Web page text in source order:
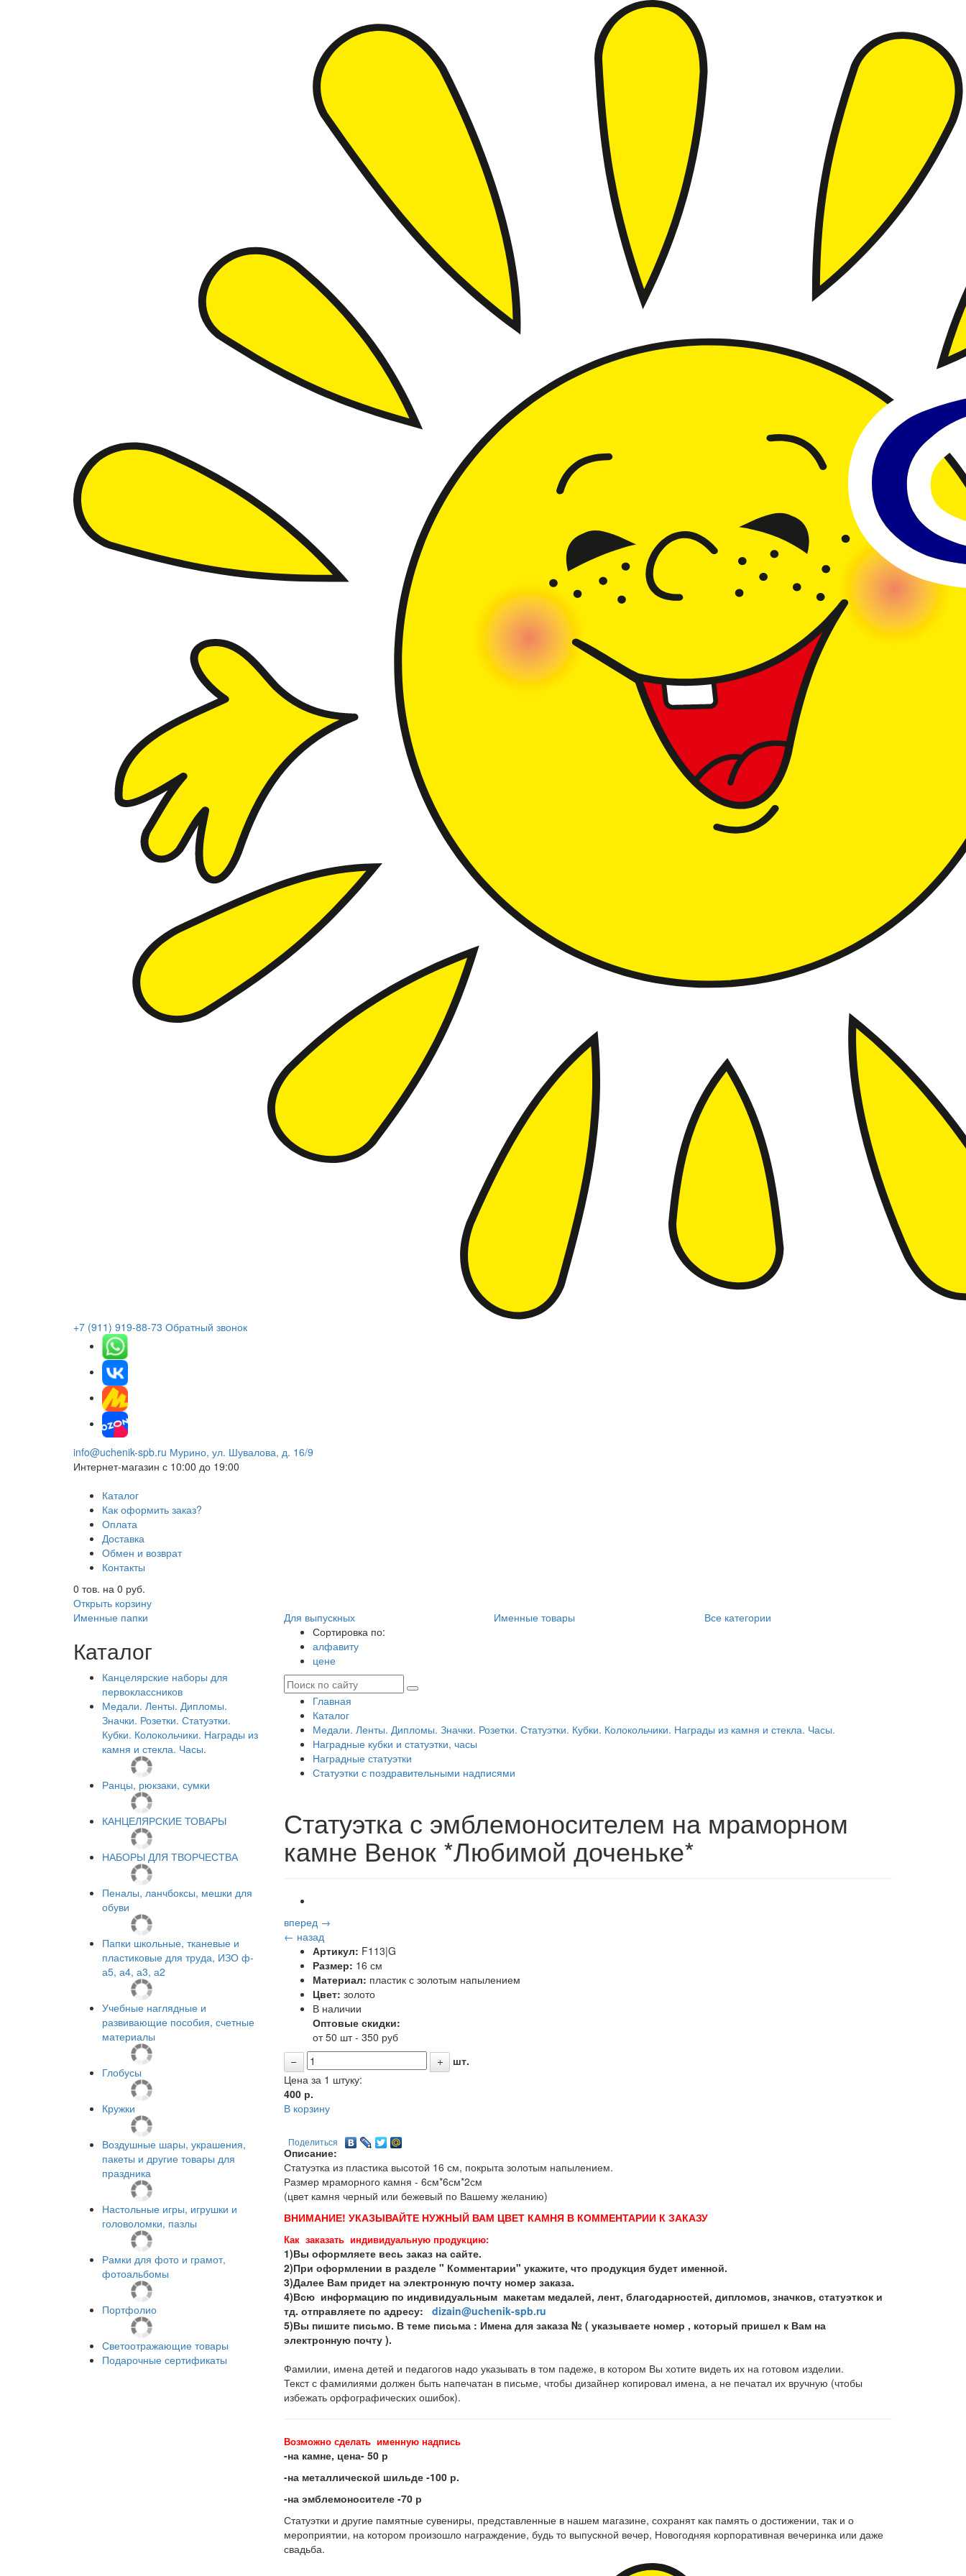
+7 (911) 919-88-73 Обратный звонок
info@uchenik-spb.ru Мурино, ул. Шувалова, д. 16/9
Интернет-магазин с 10:00 до 19:00
Каталог
Как оформить заказ?
Оплата
Доставка
Обмен и возврат
Контакты
0 тов. на 0 руб.
Открыть корзину
Именные папки
Для выпускных Именные товары Все категории
Каталог
Канцелярские наборы для
первоклассников
Медали. Ленты. Дипломы.
Значки. Розетки. Статуэтки.
Кубки. Колокольчики. Награды из
камня и стекла. Часы.
Ранцы, рюкзаки, сумки
КАНЦЕЛЯРСКИЕ ТОВАРЫ
НАБОРЫ ДЛЯ ТВОРЧЕСТВА
Пеналы, ланчбоксы, мешки для
обуви
Папки школьные, тканевые и
пластиковые для труда, ИЗО ф-
а5, а4, а3, а2
Учебные наглядные и
развивающие пособия, счетные
материалы
Глобусы
Кружки
Воздушные шары, украшения,
пакеты и другие товары для
праздника
Настольные игры, игрушки и
головоломки, пазлы
Рамки для фото и грамот,
фотоальбомы
Портфолио
Светоотражающие товары
Подарочные сертификаты
Сортировка по:
алфавиту
цене
Главная
Каталог
Медали. Ленты. Дипломы. Значки. Розетки. Статуэтки. Кубки. Колокольчики. Награды из камня и стекла. Часы.
Наградные кубки и статуэтки, часы
Наградные статуэтки
Статуэтки с поздравительными надписями
Статуэтка с эмблемоносителем на мраморном
камне Венок *Любимой доченьке*
вперед →
← назад
Артикул: F113|G
Размер: 16 см
Материал: пластик с золотым напылением
Цвет: золото
В наличии
Оптовые скидки:
от 50 шт - 350 руб
шт.
Цена за 1 штуку:
400р.
В корзину
Поделиться
Описание:
Статуэтка из пластика высотой 16 см, покрыта золотым напылением.
Размер мраморного камня - 6см*6см*2см
(цвет камня черный или бежевый по Вашему желанию)
ВНИМАНИЕ! УКАЗЫВАЙТЕ НУЖНЫЙ ВАМ ЦВЕТ КАМНЯ В КОММЕНТАРИИ К ЗАКАЗУ
Как заказать индивидуальную продукцию:
1)Вы оформляете весь заказ на сайте.
2)При оформлении в разделе " Комментарии" укажите, что продукция будет именной.
3)Далее Вам придет на электронную почту номер заказа.
4)Всю информацию по индивидуальным макетам медалей, лент, благодарностей, дипломов, значков, статуэткок и
тд. отправляете по адресу: dizain@uchenik-spb.ru
5)Вы пишите письмо. В теме письма : Имена для заказа № ( указываете номер , который пришел к Вам на
электронную почту ).
Фамилии, имена детей и педагогов надо указывать в том падеже, в котором Вы хотите видеть их на готовом изделии.
Текст с фамилиями должен быть напечатан в письме, чтобы дизайнер копировал имена, а не печатал их вручную (чтобы
избежать орфографических ошибок).
Возможно сделать именную надпись
-на камне, цена- 50 р
-на металлической шильде -100 р.
-на эмблемоносителе -70 р
Статуэтки и другие памятные сувениры, представленные в нашем магазине, сохранят как память о достижении, так и о
мероприятии, на котором произошло награждение, будь то выпускной вечер, Новогодняя корпоративная вечеринка или даже
свадьба.